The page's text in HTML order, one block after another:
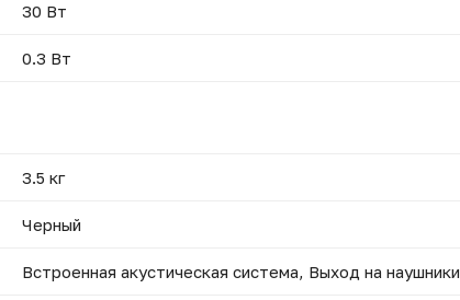
30 Вт
0.3 Вт
3.5 кг
Черный
Встроенная акустическая система, Выход на наушники